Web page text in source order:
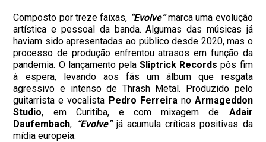
Composto por treze faixas, “Evolve”marca uma evolução
artística e pessoal da banda. Algumas das músicas já
haviam sido apresentadas ao público desde 2020, mas o
processo de produção enfrentou atrasos em função da
pandemia. O lançamento pelaSliptrick Records pôs fim
à espera, levando aos fãs um álbum que resgata
agressivo e intenso de Thrash Metal. Produzido pelo
guitarrista e vocalista Pedro Ferreirano Armageddon
Studio, em Curitiba, e com mixagem de Adair
Daufembach, “Evolve”já acumula críticas positivas da
mídia europeia.